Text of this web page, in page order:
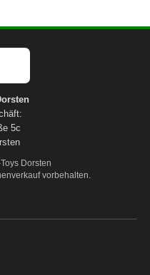
5c
Dorsten
vorbehalten.